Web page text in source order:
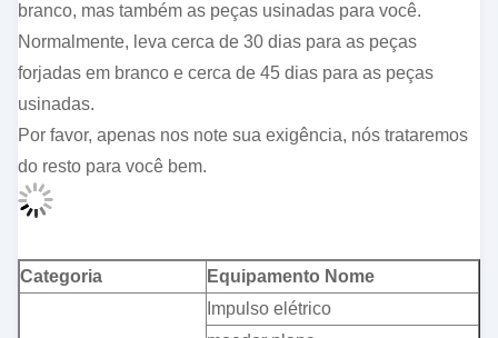
branco, mas também as peças usinadas para você.
Normalmente, leva cerca de 30 dias para as peças
forjadas em branco e cerca de 45 dias para as peças
usinadas.
Por favor, apenas nos note sua exigência, nós trataremos
do resto para você bem.
Categoria Equipamento Nome
Impulso elétrico